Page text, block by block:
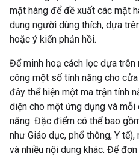
mặt hàng để đề xuất các mặt
dung người dùng thích, dựa
hoặc ý kiến phản hồi.
Để minh hoạ cách lọc dựa trên
công một số tính năng cho
đây thể hiện một ma trận tính
diện cho một ứng dụng và
năng. Đặc điểm có thể bao
như Giáo dục, phổ thông, Y
và nhiều nội dung khác. Để